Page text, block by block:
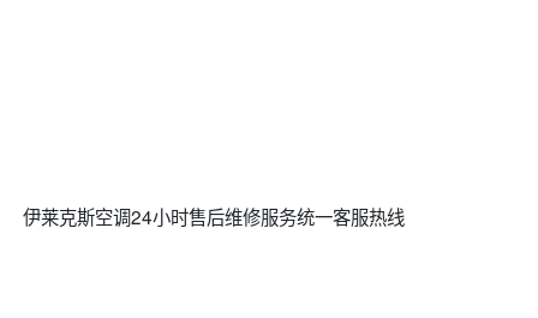
伊莱克斯空调24小时售后维修服务统一客服热线